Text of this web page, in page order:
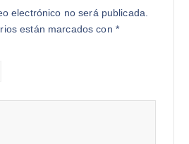
electrónico no será publicada.
están marcados con *